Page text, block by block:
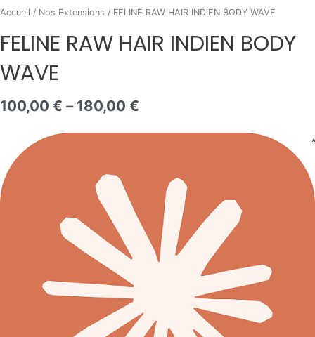
Accueil / Nos Extensions / FELINE RAW HAIR INDIEN BODY WAVE
FELINE RAW HAIR INDIEN BODY
WAVE
100,00 € – 180,00 €
de
RAW
HAIR
INDIEN
BODY